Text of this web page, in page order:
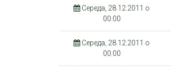
Середа, 28.12.2011 о
00:00
Середа, 28.12.2011 о
00:00